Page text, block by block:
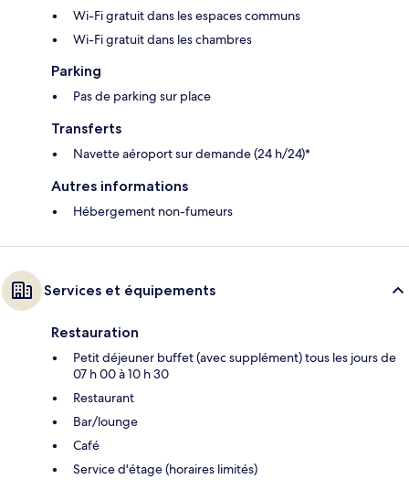
Wi-Fi gratuit dans les espaces communs
Wi-Fi gratuit dans les chambres
Parking
Pas de parking sur place
Transferts
Navette aéroport sur demande (24 h/24)*
Autres informations
Hébergement non-fumeurs
Services et équipements
Restauration
Petit déjeuner buffet (avec supplément) tous les jours de
07 h 00 à 10 h 30
Restaurant
Bar/lounge
Café
Service d'étage (horaires limités)